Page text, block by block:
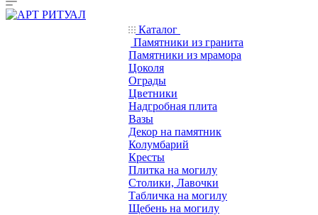
Каталог
Памятники из гранита
Памятники из мрамора
Цоколя
Ограды
Цветники
Надгробная плита
Вазы
Декор на памятник
Колумбарий
Кресты
Плитка на могилу
Столики, Лавочки
Табличка на могилу
Щебень на могилу